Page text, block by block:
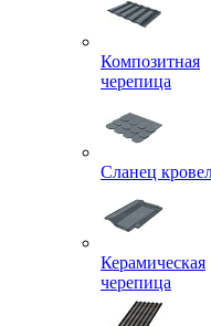
Композитная
черепица
Сланец
Керамическая
черепица